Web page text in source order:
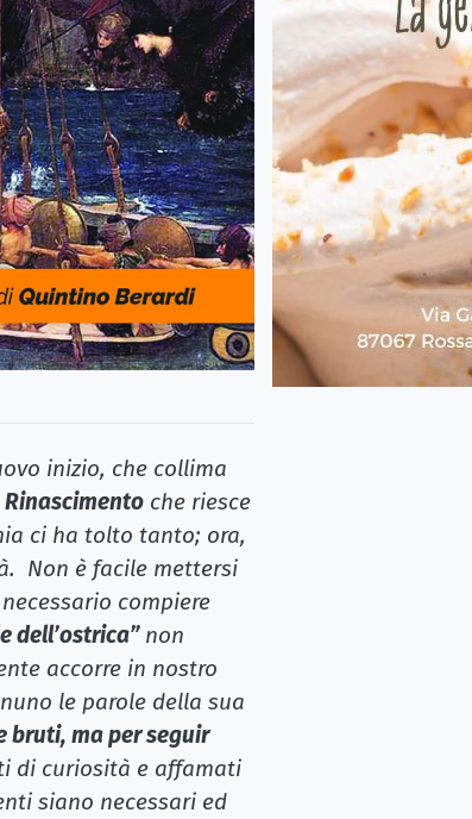
inizio, che collima
Rinascimento che riesce
ci ha tolto tanto; ora,
Non è facile mettersi
compiere
dell’ostrica”non
accorre in nostro
le parole della sua
bruti, ma per seguir
di curiosità e affamati
siano necessari ed